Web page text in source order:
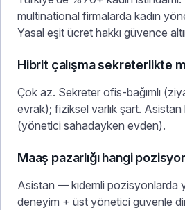
multinational firmalarda kadın
Yasal eşit ücret hakkı güvence
Hibrit çalışma sekreterlikte
Çok az. Sekreter ofis-bağımlı
evrak); fiziksel varlık şart. Asistan
(yönetici sahadayken evden).
Maaş pazarlığı hangi
Asistan — kıdemli pozisyonlarda
deneyim + üst yönetici güvenle